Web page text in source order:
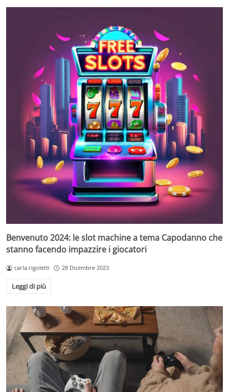
Benvenuto 2024: le slot machine a tema Capodanno che
stanno facendo impazzire i giocatori
carla.rigoletti 28 Dicembre 2023
Leggi di più